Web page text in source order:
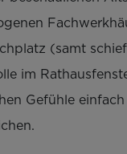
(samt
im
Gefühle